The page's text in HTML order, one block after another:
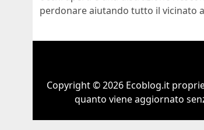
perdonare aiutando tutto il vicinato
Copyright © 2026 Ecoblog.it
quanto viene aggiornato